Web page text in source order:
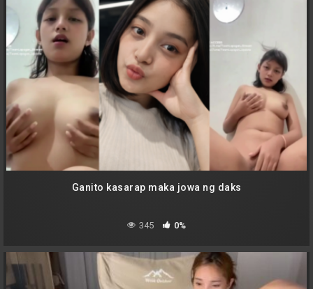
Ganito kasarap maka jowa ng daks
345 0%